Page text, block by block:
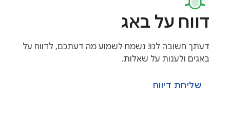
דווח על באג
דעתך חשובה לנו! נשמח לשמוע מה דעתכם, לדווח על
באגים ולענות על שאלות.
שליחת דיווח